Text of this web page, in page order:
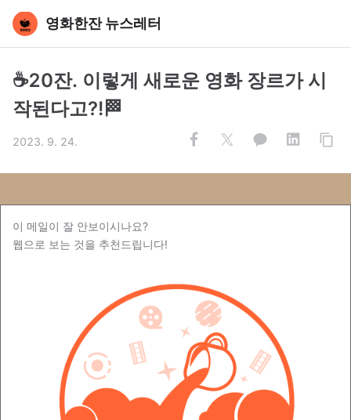
영화한잔 뉴스레터
☕️20잔. 이렇게 새로운 영화 장르가 시
작된다고?!🏁
2023. 9. 24.
이 메일이 잘 안보이시나요?
웹으로 보는 것을 추천드립니다!